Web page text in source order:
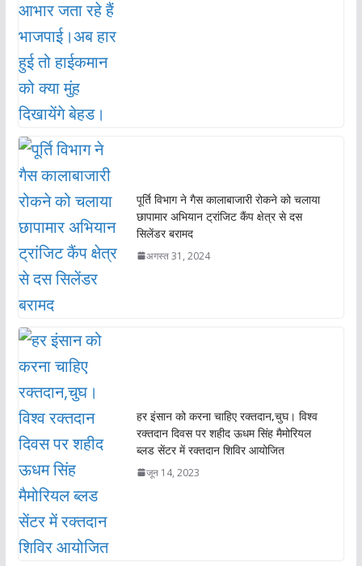
पूर्ति विभाग ने गैस कालाबाजारी रोकने को चलाया
छापामार अभियान ट्रांजिट कैंप क्षेत्र से दस
सिलेंडर बरामद
अगस्त 31, 2024
हर इंसान को करना चाहिए रक्तदान,चुघ। विश्व
रक्तदान दिवस पर शहीद ऊधम सिंह मैमोरियल
ब्लड सेंटर में रक्तदान शिविर आयोजित
जून 14, 2023